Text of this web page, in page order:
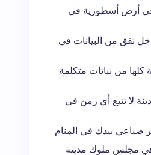
في أرض أسطورية في
نفق من البيانات في
كلها من نباتات متكلمة
لا تتبع أي زمن في
صناعي بيدك في المنام
مجلس ملوك مدينة